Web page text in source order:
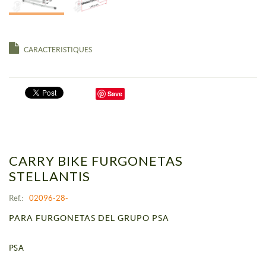
CARACTERISTIQUES
Save
CARRY BIKE FURGONETAS
STELLANTIS
Ref.: 02096-28-
PARA FURGONETAS DEL GRUPO PSA
PSA